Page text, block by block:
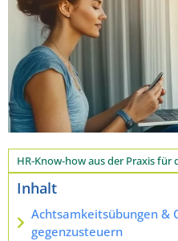
HR-Know-how aus der Praxis für
Inhalt
Achtsamkeitsübungen &
gegenzusteuern